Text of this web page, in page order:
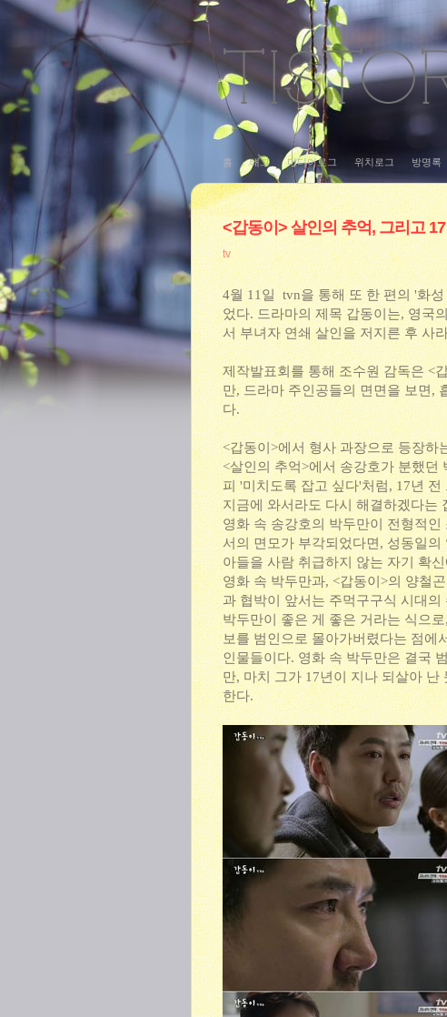
홈 태그 미디어로그 위치로그 방명록
<갑동이> 살인의 추억, 그리고
tv
4월 11일 tvn을 통해 또 한 편의 '화
었다. 드라마의 제목 갑동이는, 영국
서 부녀자 연쇄 살인을 저지른 후 사
제작발표회를 통해 조수원 감독은 <
만, 드라마 주인공들의 면면을 보면,
다.
<갑동이>에서 형사 과장으로 등장하
<살인의 추억>에서 송강호가 분했던
피 '미치도록 잡고 싶다'처럼, 17년
지금에 와서라도 다시 해결하겠다는
영화 속 송강호의 박두만이 전형적
서의 면모가 부각되었다면, 성동일
아들을 사람 취급하지 않는 자기 확
영화 속 박두만과, <갑동이>의 양철
과 협박이 앞서는 주먹구구식 시대
박두만이 좋은 게 좋은 거라는 식으
보를 범인으로 몰아가버렸다는 점에
인물들이다. 영화 속 박두만은 결국
만, 마치 그가 17년이 지나 되살아
한다.